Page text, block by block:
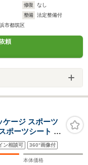
修復
なし
整備
法定整備付
市都筑区
頼
ージ スポーツ
ポーツシート カ
ション 20/21イ
ャップ サラウン
ン相談可 360°画像付
本体価格